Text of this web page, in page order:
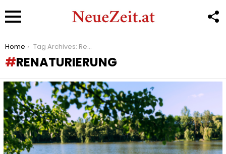
You are here:
Home Tag Archives: Renaturierung
RENATURIERUNG
LATEST
STORIES